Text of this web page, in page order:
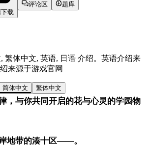
载
评论区 题库
, 繁体中文, 英语, 日语 介绍。英语介绍来
来源于游戏官网
简体中文 繁体中文
，与你共同开启的花与心灵的学园物
地带的湊十区——。